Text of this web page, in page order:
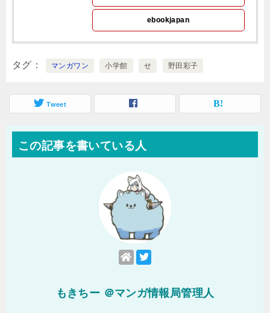
ebookjapan
タグ マンガワン 小学館 せ 野田彩子
Tweet
この記事を書いている人
もきちー ＠マンガ情報局管理人